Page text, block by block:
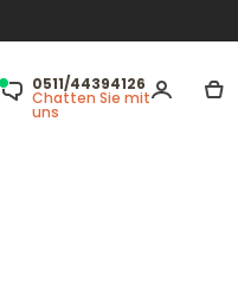
0511/44394126
Chatten Sie mit
uns